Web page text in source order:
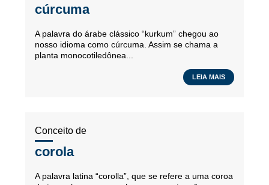
cúrcuma
A palavra do árabe clássico “kurkum” chegou ao
nosso idioma como cúrcuma. Assim se chama a
planta monocotiledônea...
LEIA MAIS
Conceito de
corola
A palavra latina “corolla”, que se refere a uma coroa